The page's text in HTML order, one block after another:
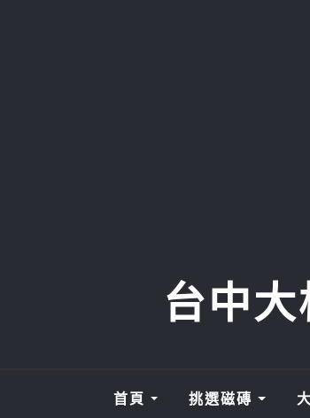
台中
首頁 挑選磁磚